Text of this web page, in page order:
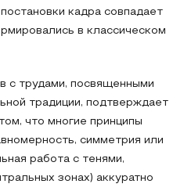
кадра совпадает
в классическом
с трудами, посвященными
традиции, подтверждает
что многие принципы
симметрия или
работа с тенями,
зонах) аккуратно